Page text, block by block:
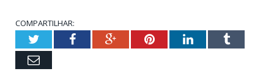
COMPARTILHAR:
TwitterFacebookGoogle+PinterestLinkedInTumblr
Email